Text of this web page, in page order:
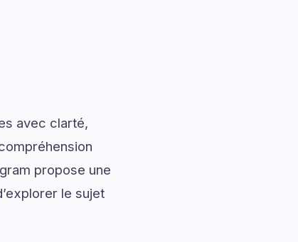
avec clarté,
propose une
le sujet